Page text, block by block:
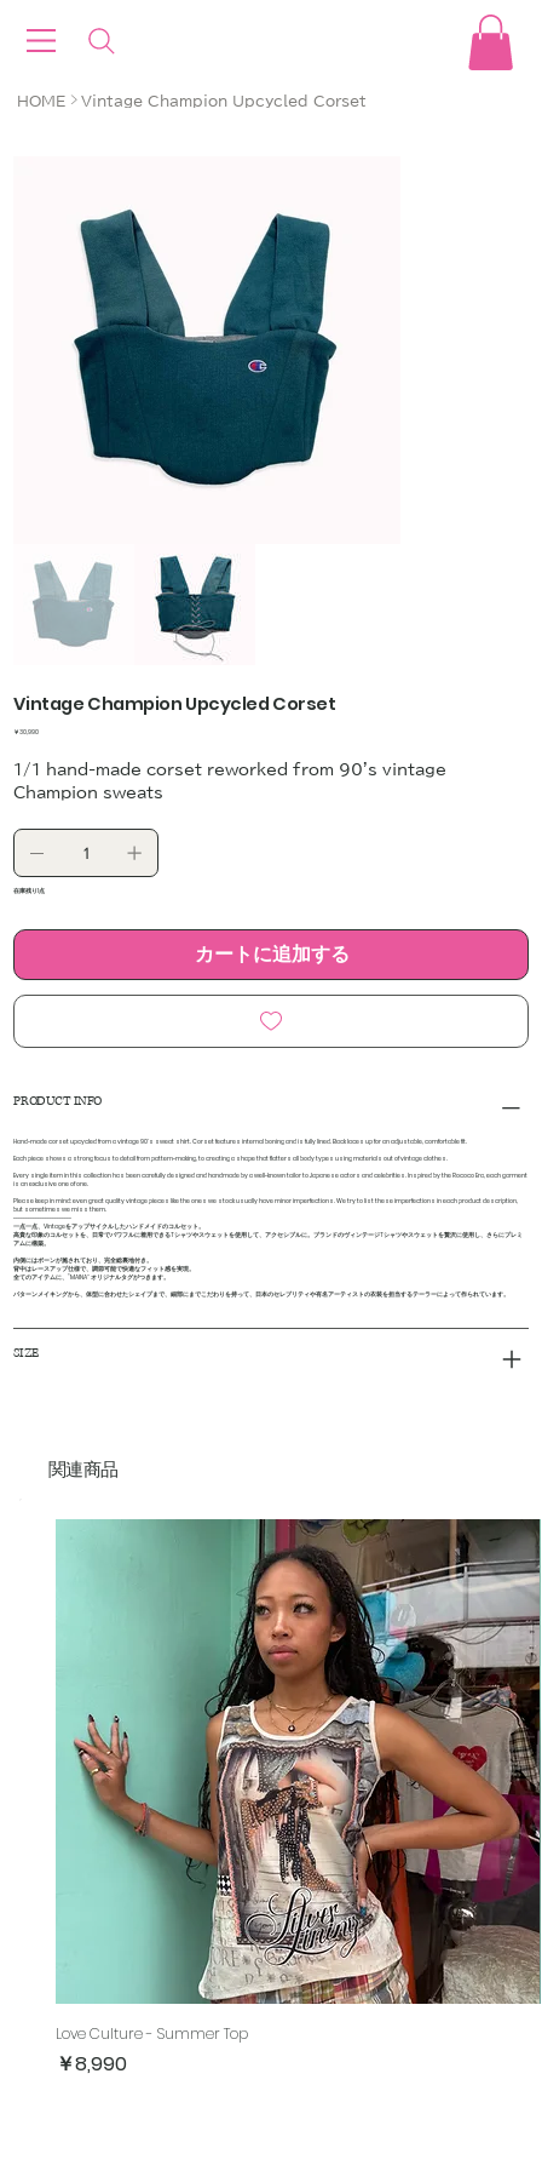
HOME > Vintage Champion Upcycled Corset
Vintage Champion Upcycled Corset
価
￥30,990
1/1 hand-made corset reworked from 90's vintage
Champion sweats
在庫残り1点
カートに追加する
PRODUCT INFO
Hand-made corset upcycled from a vintage 90's sweat shirt. Corset features internal boning and is fully lined. Back laces up for an adjustable, comfortable fit.
Each piece shows a strong focus to detail from pattern-making, to creating a shape that flatters all body types using materials out of vintage clothes.
Every single item in this collection has been carefully designed and handmade by a well-known tailor to Japanese actors and celebrities. Inspired by the Rococo Era, each garment
is an exclusive one of one.
Please keep in mind: even great quality vintage pieces like the ones we stock usually have minor imperfections. We try to list these imperfections in each product description,
but sometimes we miss them.
------------------------
一点一点、Vintageをアップサイクルしたハンドメイドのコルセット。
高貴な印象のコルセットを、日常でパワフルに着用できるTシャツやスウェットを使用して、アクセシブルに。ブランドのヴィンテージTシャツやスウェットを贅沢に使用し、さらにプレミ
アムに構築。
内側にはボーンが施されており、完全総裏地付き。
背中はレースアップ仕様で、調節可能で快適なフィット感を実現。
全てのアイテムに、”MAINA" オリジナルタグがつきます。
パターンメイキングから、体型に合わせたシェイプまで、細部にまでこだわりを持って、日本のセレブリティや有名アーティストの衣装を担当するテーラーによって作られています。
SIZE
関連商品
Love Culture - Summer Top
価格
￥8,990